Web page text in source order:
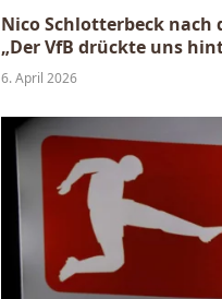
Nico Schlotterbeck nach
„Der VfB drückte uns
6. April 2026